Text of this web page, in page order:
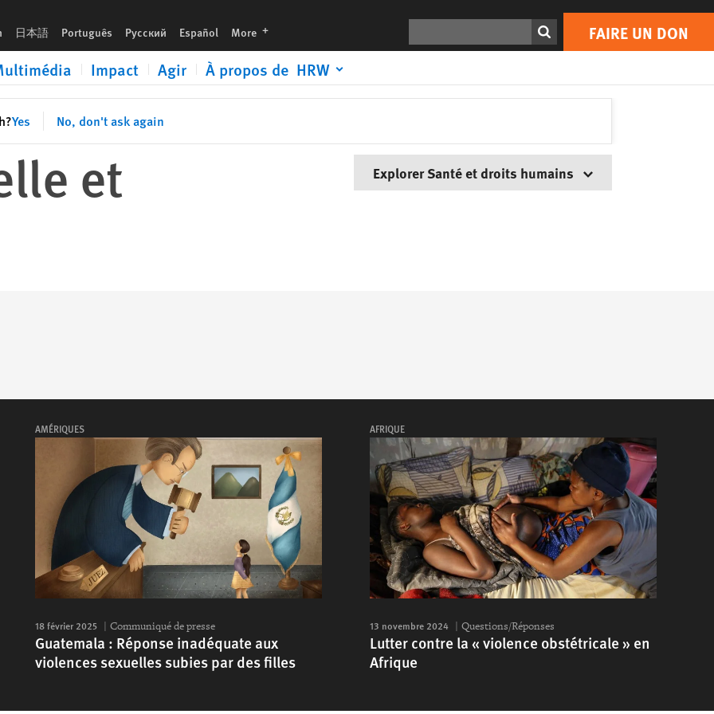
日本語 Português Русский Español More languages FAIRE UN DON
Impact Agir À propos de HRW
Yes No, don't ask again
Explorer Santé et droits humains
et
AMÉRIQUES
18 février 2025 Communiqué de presse
Guatemala : Réponse inadéquate aux
violences sexuelles subies par des filles
AFRIQUE
13 novembre 2024 Questions/Réponses
Lutter contre la « violence obstétricale » en
Afrique